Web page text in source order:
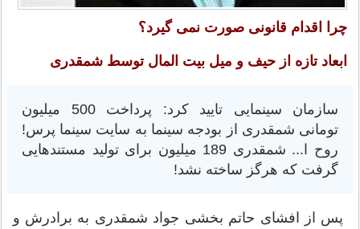
چرا اقدام قانونی صورت نمی گیرد؟
ابعاد تازه از حیف و میل بیت المال توسط شمقدری
سازمان سینمایی تایید کرد: پرداخت 500 میلیون
تومانی شمقدری از بودجه سینما به سایت سینما پرس!
روح ا... شمقدری 189 میلیون برای تولید مستندهایی
گرفت که هرگز ساخته نشد!
پس از افشای حاتم بخشی جواد شمقدری به برادرش و